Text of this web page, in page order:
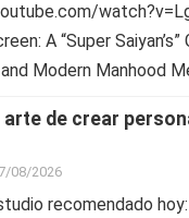
A “Super
Modern Manhood
arte de crear
08/2026
recomendado hoy: